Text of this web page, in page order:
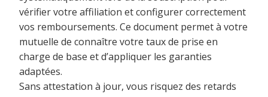
vérifier votre affiliation et configurer correctement
vos remboursements. Ce document permet à votre
mutuelle de connaître votre taux de prise en
charge de base et d’appliquer les garanties
adaptées.
Sans attestation à jour, vous risquez des retards